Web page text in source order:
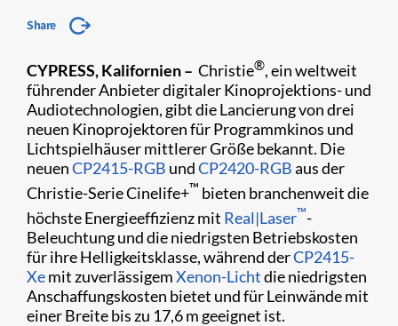
Share
CYPRESS, Kalifornien– Christie®, ein weltweit
führender Anbieter digitaler Kinoprojektions- und
Audiotechnologien, gibt die Lancierung von drei
neuen Kinoprojektoren für Programmkinos und
Lichtspielhäuser mittlerer Größe bekannt. Die
neuenCP2415-RGB undCP2420-RGBaus der
Christie-Serie Cinelife+™ bieten branchenweit die
höchste Energieeffizienz mit Real|Laser™-
Beleuchtung und die niedrigsten Betriebskosten
für ihre Helligkeitsklasse, während derCP2415-
Xemit zuverlässigemXenon-Lichtdie niedrigsten
Anschaffungskosten bietet und für Leinwände mit
einer Breite bis zu 17,6 m geeignet ist.